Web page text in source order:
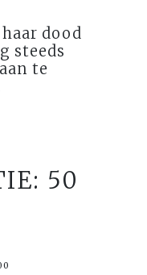
dood
steeds
te
50